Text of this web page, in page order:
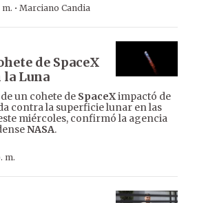
m. · Marciano Candia
de SpaceX
Luna
un cohete de SpaceXimpactó de
contra la superficie lunar en las
miércoles, confirmó la agencia
NASA.
m.